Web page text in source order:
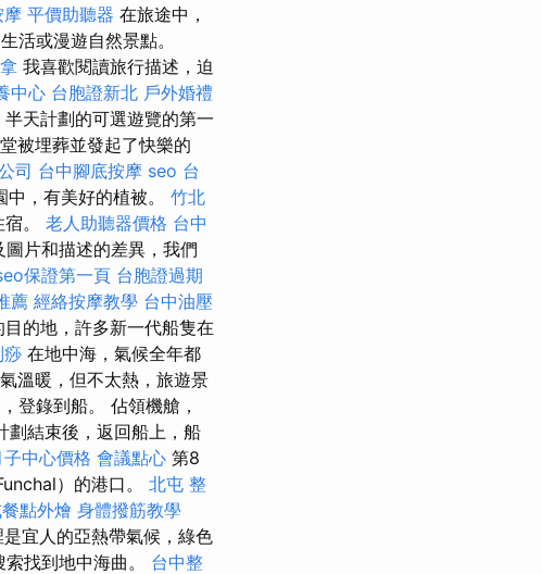
摩 平價助聽器 在旅途中，
活或漫遊自然景點。
我喜歡閱讀旅行描述，迫
中心 台胞證新北 戶外婚禮
天計劃的可選遊覽的第一
被埋葬並發起了快樂的
司 台中腳底按摩 seo 台
，有美好的植被。 竹北
。 老人助聽器價格 台中
片和描述的差異，我們
保證第一頁 台胞證過期
薦 經絡按摩教學 台中油壓
的地，許多新一代船隻在
痧 在地中海，氣候全年都
溫暖，但不太熱，旅遊景
登錄到船。 佔領機艙，
結束後，返回船上，船
子中心價格 會議點心 第8
）的港口。 北屯 整
點外燴 身體撥筋教學
宜人的亞熱帶氣候，綠色
找到地中海曲。 台中整